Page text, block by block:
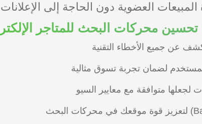
العضوية دون الحاجة إلى
محركات البحث للمتاجر
لضمان تجربة تسوق مثالية
متوافقة مع معايير السيو